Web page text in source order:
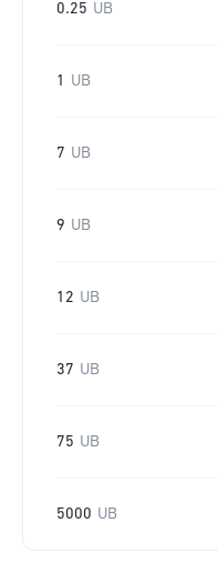
0.25 UB
1 UB
7 UB
9 UB
12 UB
37 UB
75 UB
5000 UB